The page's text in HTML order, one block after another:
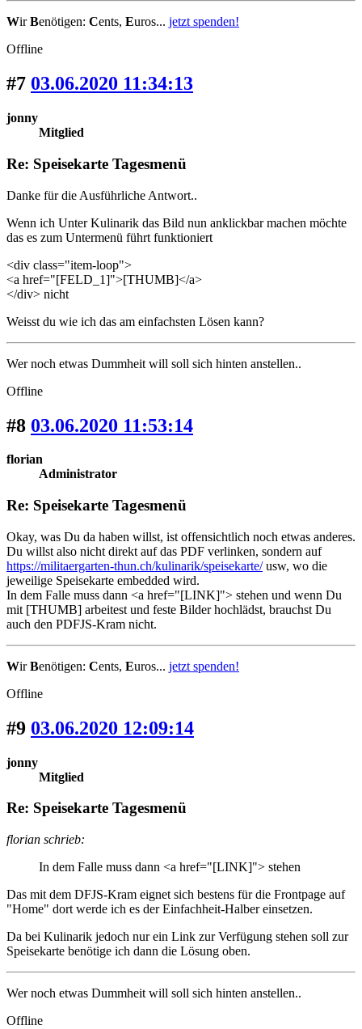
WirBenötigen: Cents, Euros... jetzt spenden!
Offline
#7 03.06.2020 11:34:13
jonny
Mitglied
Re: Speisekarte Tagesmenü
Danke für die Ausführliche Antwort..
Wenn ich Unter Kulinarik das Bild nun anklickbar machen möchte
das es zum Untermenü führt funktioniert
<div class="item-loop">
<a href="[FELD_1]">[THUMB]</a>
</div> nicht
Weisst du wie ich das am einfachsten Lösen kann?
Wer noch etwas Dummheit will soll sich hinten anstellen..
Offline
#8 03.06.2020 11:53:14
florian
Administrator
Re: Speisekarte Tagesmenü
Okay, was Du da haben willst, ist offensichtlich noch etwas anderes.
Du willst also nicht direkt auf das PDF verlinken, sondern auf
https://militaergarten-thun.ch/kulinarik/speisekarte/usw, wo die
jeweilige Speisekarte embedded wird.
In dem Falle muss dann <a href="[LINK]"> stehen und wenn Du
mit [THUMB] arbeitest und feste Bilder hochlädst, brauchst Du
auch den PDFJS-Kram nicht.
WirBenötigen: Cents, Euros... jetzt spenden!
Offline
#9 03.06.2020 12:09:14
jonny
Mitglied
Re: Speisekarte Tagesmenü
florian schrieb:
In dem Falle muss dann <a href="[LINK]"> stehen
Das mit dem DFJS-Kram eignet sich bestens für die Frontpage auf
"Home" dort werde ich es der Einfachheit-Halber einsetzen.
Da bei Kulinarik jedoch nur ein Link zur Verfügung stehen soll zur
Speisekarte benötige ich dann die Lösung oben.
Wer noch etwas Dummheit will soll sich hinten anstellen..
Offline